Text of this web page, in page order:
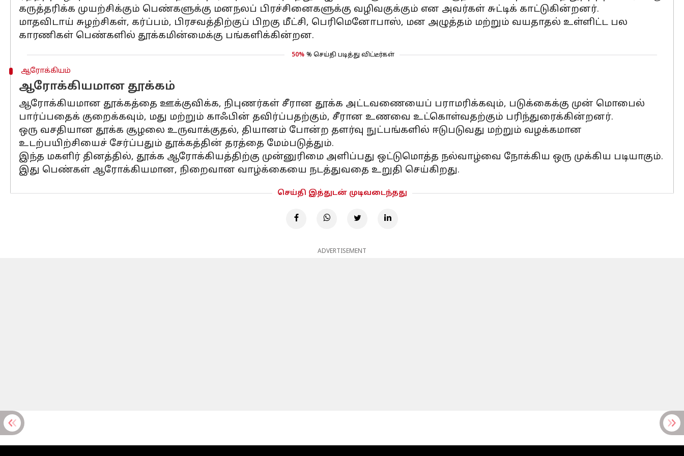
கருத்தரிக்க முயற்சிக்கும் பெண்களுக்கு மனநலப் பிரச்சினைகளுக்கு வழிவகுக்கும் என அவர்கள் சுட்டிக் காட்டுகின்றனர்.
மாதவிடாய் சுழற்சிகள், கர்ப்பம், பிரசவத்திற்குப் பிறகு மீட்சி, பெரிமெனோபாஸ், மன அழுத்தம் மற்றும் வயதாதல் உள்ளிட்ட பல
காரணிகள் பெண்களில் தூக்கமின்மைக்கு பங்களிக்கின்றன.
50% % செய்தி படித்து விட்டீர்கள்
ஆரோக்கியம்
ஆரோக்கியமான தூக்கம்
ஆரோக்கியமான தூக்கத்தை ஊக்குவிக்க, நிபுணர்கள் சீரான தூக்க அட்டவணையைப் பராமரிக்கவும், படுக்கைக்கு முன் மொபைல்
பார்ப்பதைக் குறைக்கவும், மது மற்றும் காஃபின் தவிர்ப்பதற்கும், சீரான உணவை உட்கொள்வதற்கும் பரிந்துரைக்கின்றனர்.
ஒரு வசதியான தூக்க சூழலை உருவாக்குதல், தியானம் போன்ற தளர்வு நுட்பங்களில் ஈடுபடுவது மற்றும் வழக்கமான
உடற்பயிற்சியைச் சேர்ப்பதும் தூக்கத்தின் தரத்தை மேம்படுத்தும்.
இந்த மகளிர் தினத்தில், தூக்க ஆரோக்கியத்திற்கு முன்னுரிமை அளிப்பது ஒட்டுமொத்த நல்வாழ்வை நோக்கிய ஒரு முக்கிய படியாகும்.
இது பெண்கள் ஆரோக்கியமான, நிறைவான வாழ்க்கையை நடத்துவதை உறுதி செய்கிறது.
செய்தி இத்துடன் முடிவடைந்தது
ADVERTISEMENT